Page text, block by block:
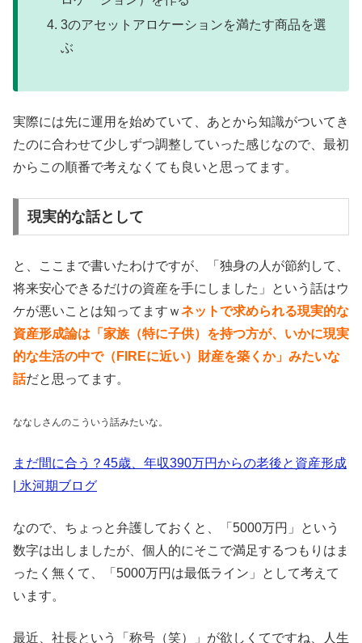
3のアセットアロケーションを満たす商品を選
ぶ
実際には先に運用を始めていて、あとから知識がついてき
たのに合わせて少しずつ調整していった感じなので、最初
からこの順番で考えなくても良いと思ってます。
現実的な話として
と、ここまで書いたわけですが、「独身の人が節約して、
将来安心できるだけの資産を手にしました」という話はウ
ケが悪いことは知ってますｗネットで求められる現実的な
資産形成論は「家族（特に子供）を持つ方が、いかに現実
的な生活の中で（FIREに近い）財産を築くか」みたいな
話だと思ってます。
ななしさんのこういう話みたいな。
まだ間に合う？45歳、年収390万円からの老後と資産形成
| 氷河期ブログ
なので、ちょっと弁護しておくと、「5000万円」という
数字は出しましたが、個人的にそこで満足するつもりはま
ったく無くて、「5000万円は最低ライン」として考えて
います。
最近、社長という「称号（笑）」が欲しくてですね、人生